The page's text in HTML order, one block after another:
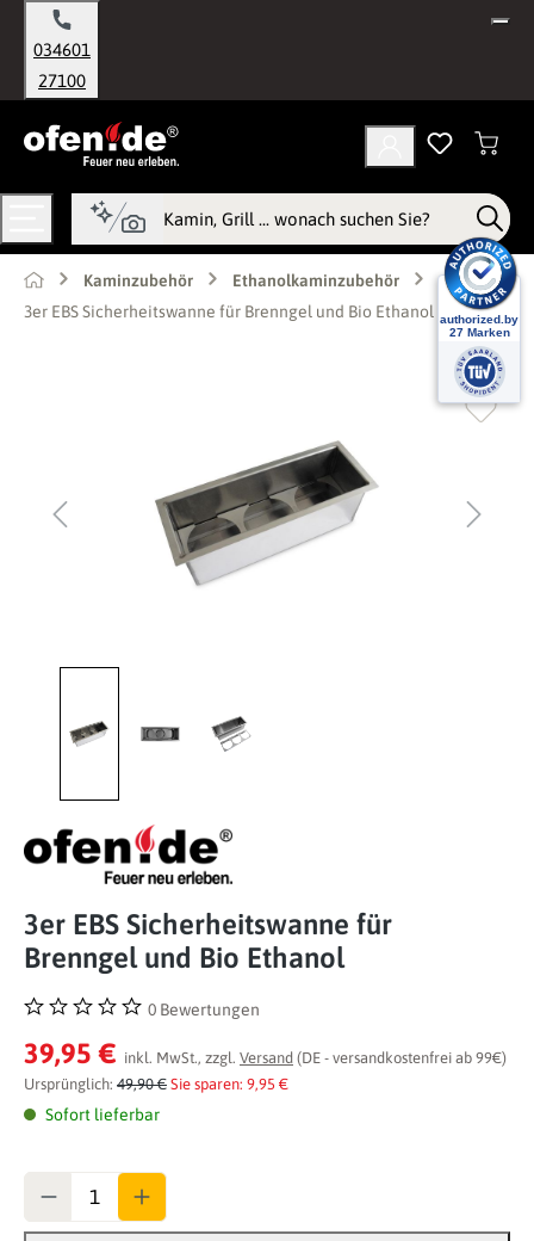
springen
034601
27100
Kaminzubehör
Ethanolkaminzubehör
3er EBS Sicherheitswanne für Brenngel und Bio Ethanol
3er EBS Sicherheitswanne für
Brenngel und Bio Ethanol
Durchschnittliche Bewertung von 0 von 5 Sternen
0 Bewertungen
39,95 € inkl. MwSt., zzgl. Versand (DE - versandkostenfrei ab 99€)
Ursprünglich: 49,90 € Sie sparen: 9,95 €
Sofort lieferbar